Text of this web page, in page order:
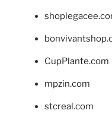
CupPlante.com
mpzin.com
stcreal.com